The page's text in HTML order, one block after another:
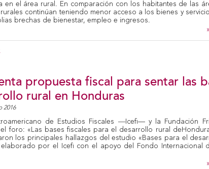
en el área rural. En comparación con los habitantes de las
continúan teniendo menor acceso a los bienes y
brechas de bienestar, empleo e ingresos.
propuesta fiscal para sentar las
rural en Honduras
2016
de Estudios Fiscales ―Icefi— y la Fundación
el foro: «Las bases fiscales para el desarrollo rural
los principales hallazgos del estudio «Bases para el
elaborado por el Icefi con el apoyo del Fondo Internacional